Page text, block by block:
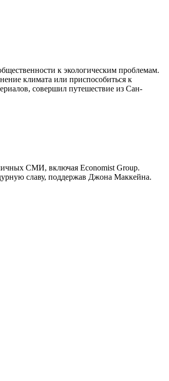
к экологическим проблемам.
климата или приспособиться к
совершил путешествие из Сан-
СМИ, включая Economist Group.
славу, поддержав Джона Маккейна.